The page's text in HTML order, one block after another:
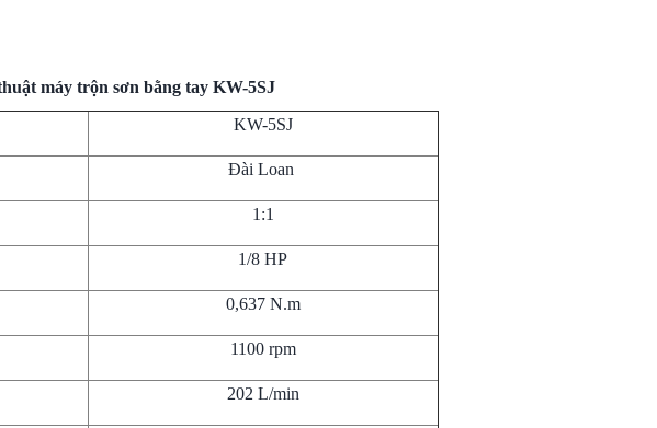
máy trộn sơn bằng tay KW-5SJ
KW-5SJ
Đài Loan
1:1
1/8 HP
0,637 N.m
1100 rpm
202 L/min